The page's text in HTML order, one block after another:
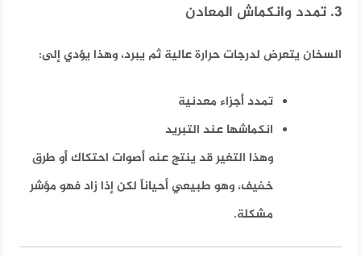
3. تمدد وانكماش المعادن
السخان يتعرض لدرجات حرارة عالية ثم يبرد، وهذا يؤدي إلى:
تمدد أجزاء معدنية
انكماشها عند التبريد
وهذا التغير قد ينتج عنه أصوات احتكاك أو طرق
خفيف، وهو طبيعي أحياناً لكن إذا زاد فهو مؤشر
مشكلة.